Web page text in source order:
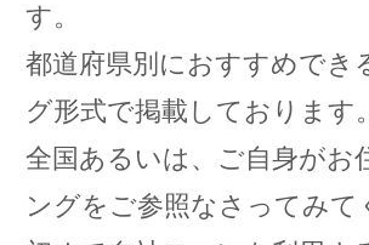
す。
都道府県別におすすめでき
グ形式で掲載しております。
全国あるいは、ご自身がお
ングをご参照なさってみて